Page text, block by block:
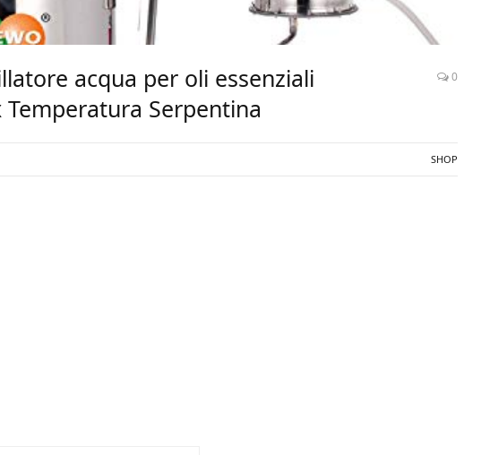
acqua per oli essenziali
Serpentina
0
SHOP